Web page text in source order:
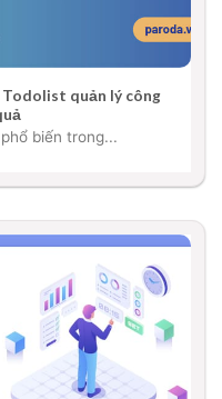
Todolist quản lý công
biến trong...